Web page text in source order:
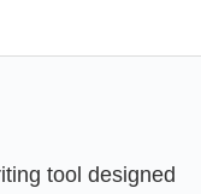
tool designed